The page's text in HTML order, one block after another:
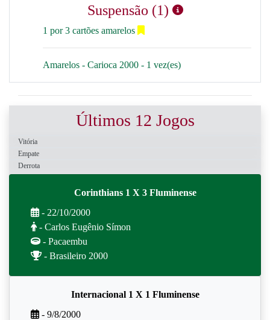
Suspensão (1)
1 por 3 cartões amarelos
Amarelos - Carioca 2000 - 1 vez(es)
Últimos 12 Jogos
Vitória
Empate
Derrota
Corinthians 1 X 3 Fluminense
- 22/10/2000
- Carlos Eugênio Símon
- Pacaembu
- Brasileiro 2000
Internacional 1 X 1 Fluminense
- 9/8/2000